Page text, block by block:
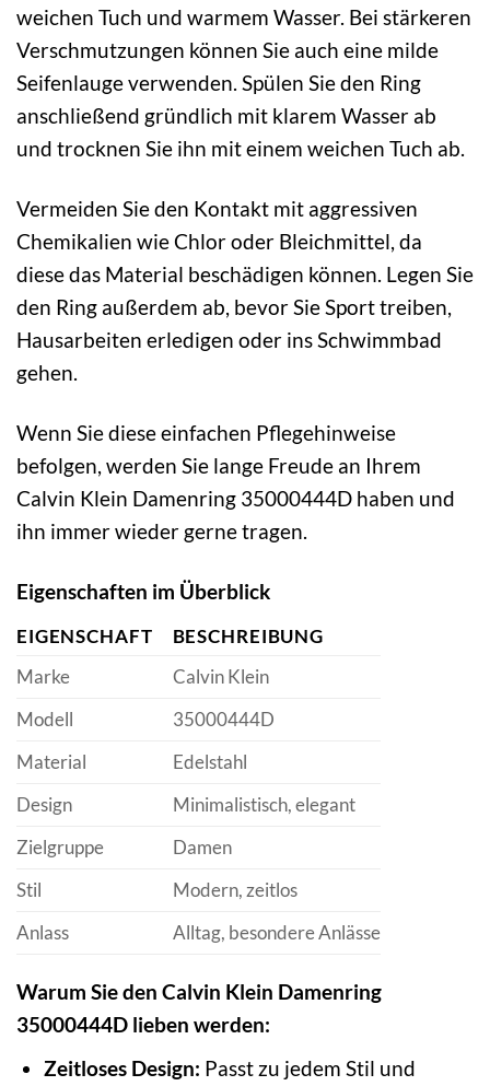
weichen Tuch und warmem Wasser. Bei stärkeren
Verschmutzungen können Sie auch eine milde
Seifenlauge verwenden. Spülen Sie den Ring
anschließend gründlich mit klarem Wasser ab
und trocknen Sie ihn mit einem weichen Tuch ab.
Vermeiden Sie den Kontakt mit aggressiven
Chemikalien wie Chlor oder Bleichmittel, da
diese das Material beschädigen können. Legen Sie
den Ring außerdem ab, bevor Sie Sport treiben,
Hausarbeiten erledigen oder ins Schwimmbad
gehen.
Wenn Sie diese einfachen Pflegehinweise
befolgen, werden Sie lange Freude an Ihrem
Calvin Klein Damenring 35000444D haben und
ihn immer wieder gerne tragen.
Eigenschaften im Überblick
EIGENSCHAFT
BESCHREIBUNG
Marke
Calvin Klein
Modell
35000444D
Material
Edelstahl
Design
Minimalistisch, elegant
Zielgruppe
Damen
Stil
Modern, zeitlos
Anlass
Alltag, besondere Anlässe
Warum Sie den Calvin Klein Damenring
35000444D lieben werden:
Zeitloses Design: Passt zu jedem Stil und